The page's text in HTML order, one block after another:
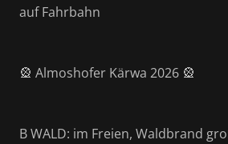
auf Fahrbahn
🎡 Almoshofer Kärwa 2026 🎡
B WALD: im Freien, Waldbrand